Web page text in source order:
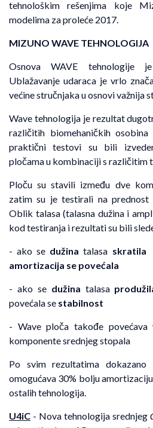
tehnološkim rešenjima koje
modelima za proleće 2017.
MIZUNO WAVE TEHNOLOGIJA
Osnova WAVE tehnologije
Ublažavanje udaraca je vrlo
većine stručnjaka u osnovi važnija
Wave tehnologija je rezultat
različitih biomehaničkih
praktični testovi su bili
pločama u kombinaciji s različitim
Ploču su stavili između dve
zatim su je testirali na
Oblik talasa (talasna dužina i
kod testiranja i rezultati su bili
- ako se dužina talasa skratila
amortizacija se povećala
- ako se dužina talasa
povećala se stabilnost
- Wave ploča takođe povećava
komponente srednjeg stopala
Po svim rezultatima
omogućava 30% bolju
ostalih tehnologija.
U4iC - Nova tehnologija srednjeg